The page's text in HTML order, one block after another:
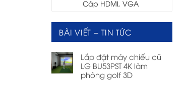
Cáp HDMI, VGA
BÀI VIẾT – TIN TỨC
Lắp đặt máy chiếu cũ
LG BU53PST 4K làm
phòng golf 3D